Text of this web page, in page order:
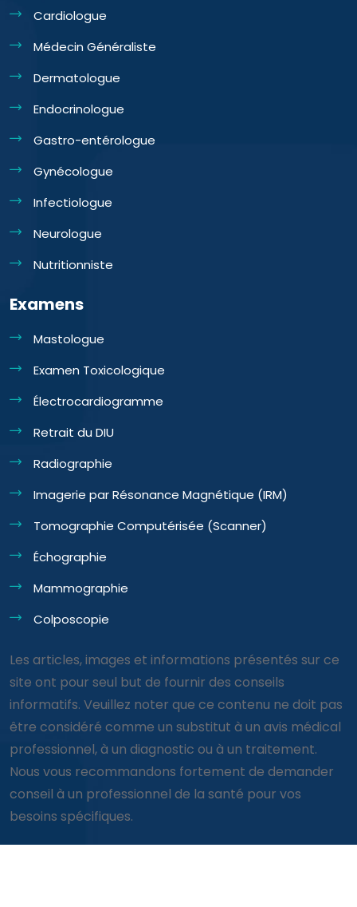
Cardiologue
Médecin Généraliste
Dermatologue
Endocrinologue
Gastro-entérologue
Gynécologue
Infectiologue
Neurologue
Nutritionniste
Examens
Mastologue
Examen Toxicologique
Électrocardiogramme
Retrait du DIU
Radiographie
Imagerie par Résonance Magnétique (IRM)
Tomographie Computérisée (Scanner)
Échographie
Mammographie
Colposcopie
Les articles, images et informations présentés sur ce
site ont pour seul but de fournir des conseils
informatifs. Veuillez noter que ce contenu ne doit pas
être considéré comme un substitut à un avis médical
professionnel, à un diagnostic ou à un traitement.
Nous vous recommandons fortement de demander
conseil à un professionnel de la santé pour vos
besoins spécifiques.